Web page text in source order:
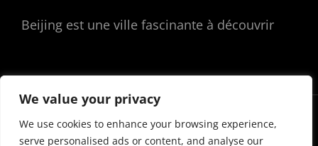
We value your privacy
We use cookies to enhance your browsing experience,
serve personalised ads or content, and analyse our
Beijing est une ville fascinante à découvrir
Facebook
LinkedIn
Instagram
Bluesky
Flickr
YouTube
Lien